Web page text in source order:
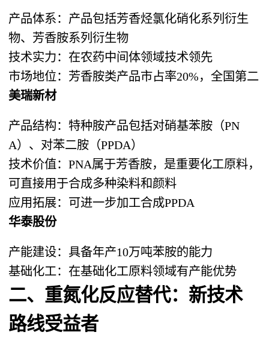
产品体系：产品包括芳香烃氯化硝化系列衍生
物、芳香胺系列衍生物
技术实力：在农药中间体领域技术领先
市场地位：芳香胺类产品市占率20%，全国第二
美瑞新材
产品结构：特种胺产品包括对硝基苯胺（PN
A）、对苯二胺（PPDA）
技术价值：PNA属于芳香胺，是重要化工原料，
可直接用于合成多种染料和颜料
应用拓展：可进一步加工合成PPDA
华泰股份​
产能建设：具备年产10万吨苯胺的能力
基础化工：在基础化工原料领域有产能优势
二、重氮化反应替代：新技术
路线受益者